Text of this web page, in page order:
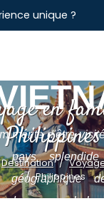
unique ?
en
Philippines
Destination
Philippines
mérite d'être
pays
géographique
dragon, symbole